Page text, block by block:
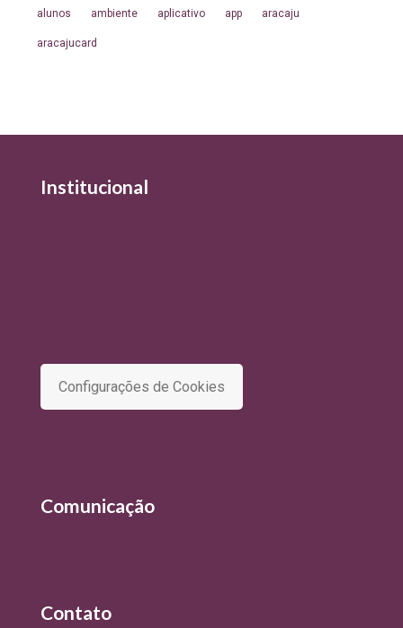
alunos ambiente aplicativo app aracaju
aracajucard
Institucional
Configurações de Cookies
Comunicação
Contato